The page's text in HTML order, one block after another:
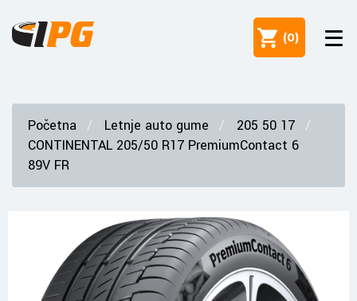
(0)
Početna Letnje auto gume
205 50 17
CONTINENTAL 205/50 R17 PremiumContact 6
89V FR